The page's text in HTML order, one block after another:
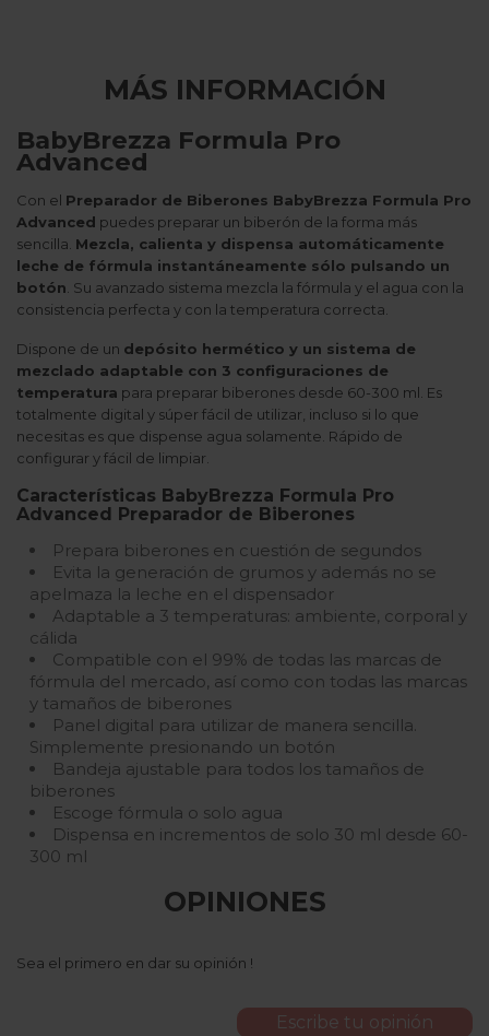
MÁS INFORMACIÓN
BabyBrezza Formula Pro
Advanced
Con el Preparador de Biberones BabyBrezza Formula Pro
Advanced puedes preparar un biberón de la forma más
sencilla. Mezcla, calienta y dispensa automáticamente
leche de fórmula instantáneamente sólo pulsando un
botón. Su avanzado sistema mezcla la fórmula y el agua con la
consistencia perfecta y con la temperatura correcta.
Dispone de un depósito hermético y un sistema de
mezclado adaptable con 3 configuraciones de
temperatura para preparar biberones desde 60-300 ml. Es
totalmente digital y súper fácil de utilizar, incluso si lo que
necesitas es que dispense agua solamente. Rápido de
configurar y fácil de limpiar.
Características BabyBrezza Formula Pro
Advanced Preparador de Biberones
Prepara biberones en cuestión de segundos
Evita la generación de grumos y además no se
apelmaza la leche en el dispensador
Adaptable a 3 temperaturas: ambiente, corporal y
cálida
Compatible con el 99% de todas las marcas de
fórmula del mercado, así como con todas las marcas
y tamaños de biberones
Panel digital para utilizar de manera sencilla.
Simplemente presionando un botón
Bandeja ajustable para todos los tamaños de
biberones
Escoge fórmula o solo agua
Dispensa en incrementos de solo 30 ml desde 60-
300 ml
OPINIONES
Sea el primero en dar su opinión !
Escribe tu opinión